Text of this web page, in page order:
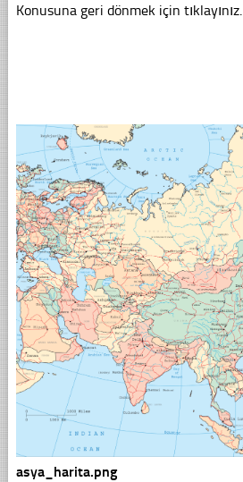
Konusuna geri dönmek için tıklayınız.
asya_harita.png